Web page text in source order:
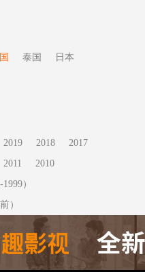
泰国
日本
2019 2018
2017
2011
2010
）
）